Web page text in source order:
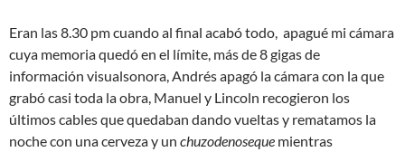
Eran las 8.30 pm cuando al final acabó todo, apagué mi cámara
cuya memoria quedó en el límite, más de 8 gigas de
información visualsonora, Andrés apagó la cámara con la que
grabó casi toda la obra, Manuel y Lincoln recogieron los
últimos cables que quedaban dando vueltas y rematamos la
noche con una cerveza y un chuzodenoseque mientras